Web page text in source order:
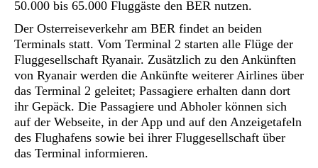
50.000 bis 65.000 Fluggäste den BER nutzen.
Der Osterreiseverkehr am BER findet an beiden
Terminals statt. Vom Terminal 2 starten alle Flüge der
Fluggesellschaft Ryanair. Zusätzlich zu den Ankünften
von Ryanair werden die Ankünfte weiterer Airlines über
das Terminal 2 geleitet; Passagiere erhalten dann dort
ihr Gepäck. Die Passagiere und Abholer können sich
auf der Webseite, in der App und auf den Anzeigetafeln
des Flughafens sowie bei ihrer Fluggesellschaft über
das Terminal informieren.